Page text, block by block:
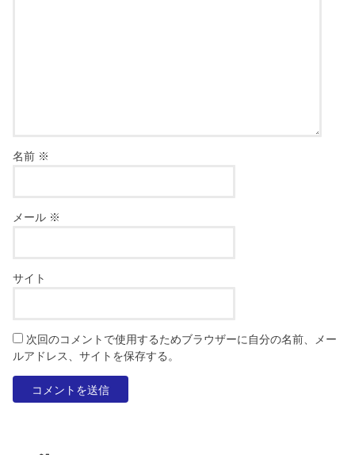
名前 ※
メール ※
サイト
次回のコメントで使用するためブラウザーに自分の名前、メー
ルアドレス、サイトを保存する。